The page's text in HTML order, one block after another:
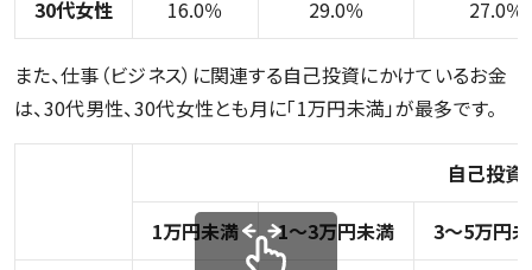
30代女性 16.0％ 29.0％ 27.0％
また、仕事（ビジネス）に関連する自己投資にかけているお金
は、30代男性、30代女性とも月に「1万円未満」が最多です。
自己投資
1万円未満 1〜3万円未満 3〜5万円